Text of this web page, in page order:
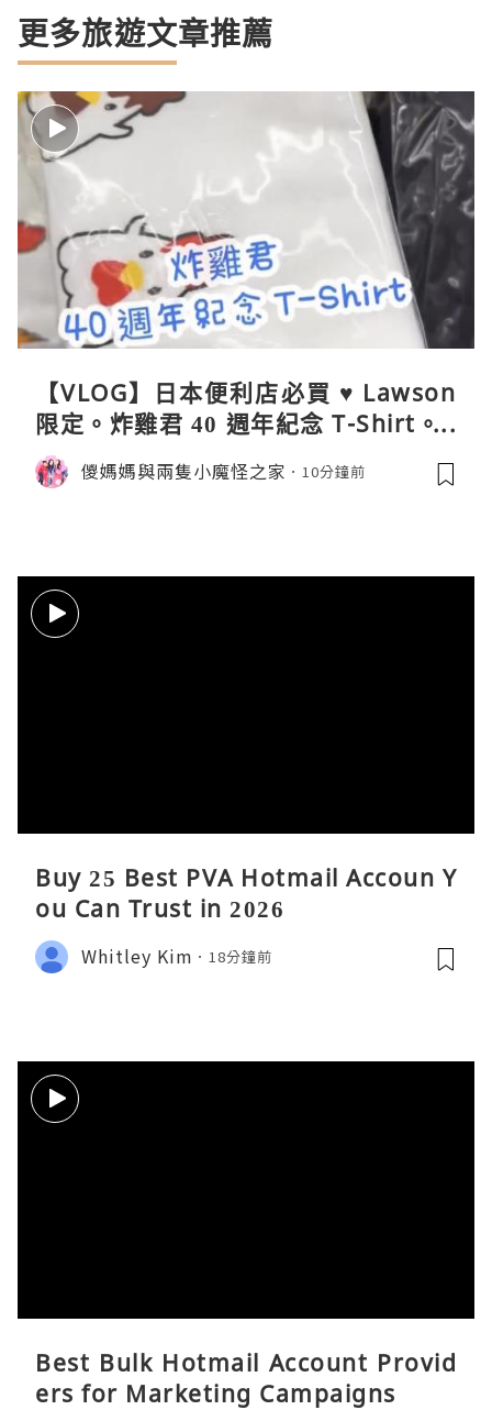
更多旅遊文章推薦
【VLOG】日本便利店必買 ♥ Lawson
限定。炸雞君 40 週年紀念 T-Shirt。C
oleman 聯乘晴雨兩用自動開合折疊
傘。與 Calbee / 湖池屋共同開發製作
儍媽媽與兩隻小魔怪之家 10分鐘前
Buy 25 Best PVA Hotmail Accoun Y
ou Can Trust in 2026
Whitley Kim 18分鐘前
Best Bulk Hotmail Account Provid
ers for Marketing Campaigns